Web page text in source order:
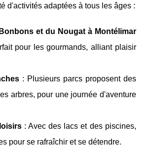
d'activités adaptées à tous les âges :
et du Nougat à Montélimar
pour les gourmands, alliant plaisir
: Plusieurs parcs proposent des
arbres, pour une journée d'aventure
: Avec des lacs et des piscines,
pour se rafraîchir et se détendre.